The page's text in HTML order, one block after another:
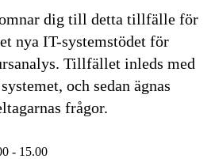
dig till detta tillfälle för
nya IT-systemstödet för
Tillfället inleds med
och sedan ägnas
frågor.
- 15.00